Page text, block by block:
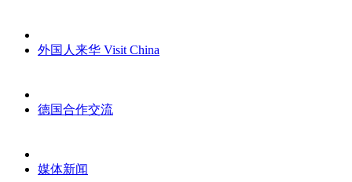
外国人来华 Visit China
德国合作交流
媒体新闻